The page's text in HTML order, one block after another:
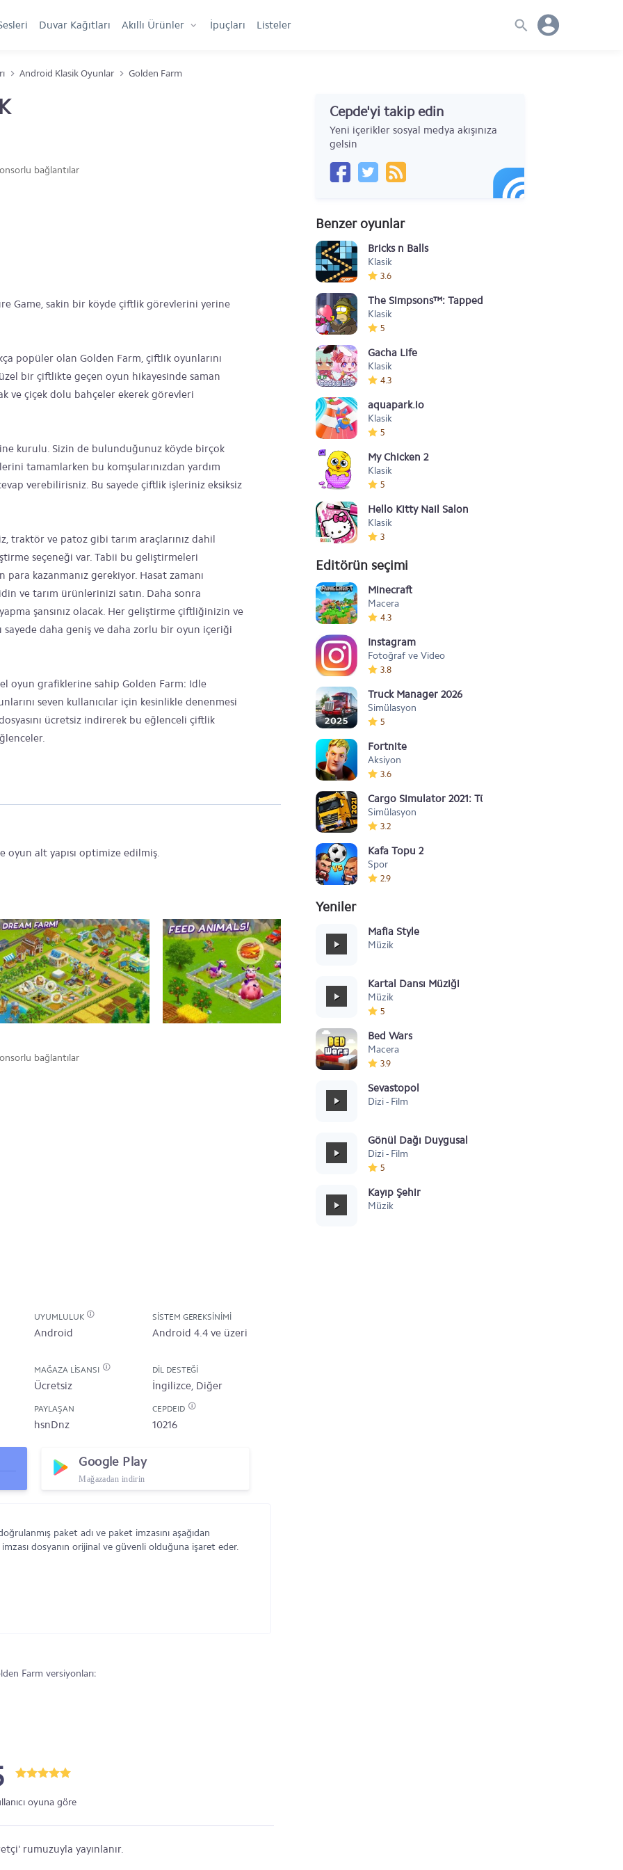
Duvar Kağıtları Akıllı Ürünler İpuçları Listeler
Android Klasik Oyunlar Golden Farm
bağlantılar
Game, sakin bir köyde çiftlik görevlerini yerine
popüler olan Golden Farm, çiftlik oyunlarını
bir çiftlikte geçen oyun hikayesinde saman
ve çiçek dolu bahçeler ekerek görevleri
kurulu. Sizin de bulunduğunuz köyde birçok
tamamlarken bu komşularınızdan yardım
verebilirisniz. Bu sayede çiftlik işleriniz eksiksiz
traktör ve patoz gibi tarım araçlarınız dahil
seçeneği var. Tabii bu geliştirmeleri
kazanmanız gerekiyor. Hasat zamanı
ve tarım ürünlerinizi satın. Daha sonra
şansınız olacak. Her geliştirme çiftliğinizin ve
daha geniş ve daha zorlu bir oyun içeriği
oyun grafiklerine sahip Golden Farm: Idle
seven kullanıcılar için kesinlikle denenmesi
ücretsiz indirerek bu eğlenceli çiftlik
oyun alt yapısı optimize edilmiş.
bağlantılar
UYUMLULUK
Android
SISTEM GEREKSINIMI
Android 4.4 ve üzeri
MAĞAZA LISANSI
Ücretsiz
DIL DESTEĞI
İngilizce, Diğer
PAYLAŞAN
hsnDnz
CEPDEID
10216
Google Play
Mağazadan indirin
paket adı ve paket imzasını aşağıdan
dosyanın orijinal ve güvenli olduğuna işaret eder.
Farm versiyonları:
Cepde'yi takip edin
Yeni içerikler sosyal medya akışınıza
gelsin
Benzer oyunlar
Bricks n Balls
Klasik
3.6
The Simpsons™: Tapped Out
Klasik
5
Gacha Life
Klasik
4.3
aquapark.io
Klasik
5
My Chicken 2
Klasik
5
Hello Kitty Nail Salon
Klasik
3
Editörün seçimi
Minecraft
Macera
4.3
Instagram
Fotoğraf ve Video
3.8
Truck Manager 2026
Simülasyon
5
Fortnite
Aksiyon
3.6
Cargo Simulator 2021: Türkiye
Simülasyon
3.2
Kafa Topu 2
Spor
2.9
Yeniler
Mafia Style
Müzik
Kartal Dansı Müziği
Müzik
5
Bed Wars
Macera
3.9
Sevastopol
Dizi - Film
Gönül Dağı Duygusal
Dizi - Film
5
Kayıp Şehir
Müzik
oyuna göre
rumuzuyla yayınlanır.